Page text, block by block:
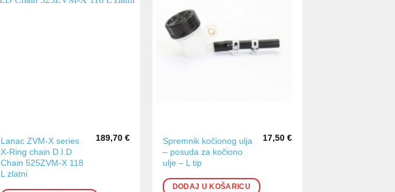
Lanac ZVM-X series
X-Ring chain D.I.D
Chain 525ZVM-X 118
L zlatni
189,70 €
Spremnik kočionog ulja
– posuda za kočiono
ulje – L tip
17,50 €
DODAJ U KOŠARICU